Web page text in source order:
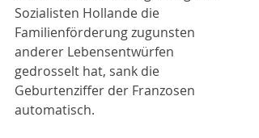
Sozialisten Hollande die
Familienförderung zugunsten
anderer Lebensentwürfen
gedrosselt hat, sank die
Geburtenziffer der Franzosen
automatisch.